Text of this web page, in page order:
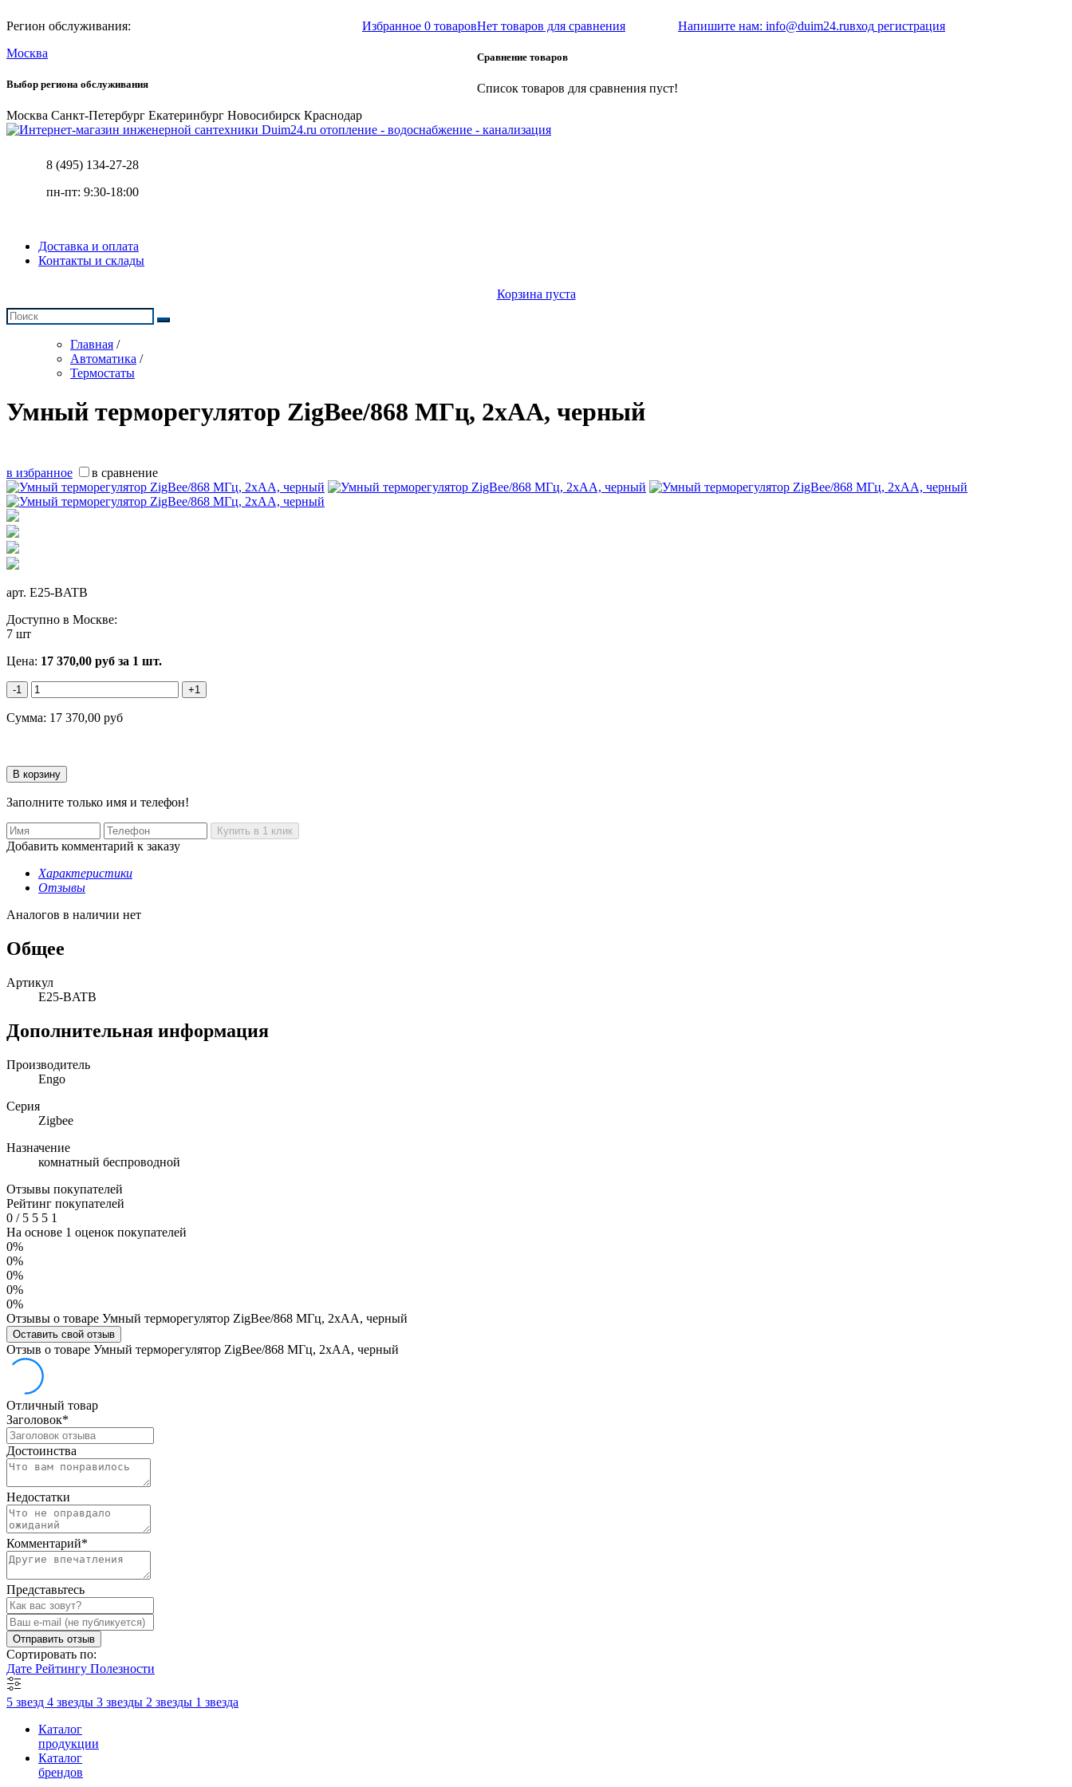
Регион обслуживания:
Москва
Выбор региона обслуживания
Москва Санкт-Петербург Екатеринбург Новосибирск Краснодар
Избранное 0 товаровНет товаров для сравнения
Сравнение товаров
Список товаров для сравнения пуст!
Напишите нам: info@duim24.ruвход регистрация
отопление - водоснабжение - канализация
8 (495) 134-27-28
пн-пт: 9:30-18:00
Доставка и оплата
Контакты и склады
Корзина пуста
Главная /
Автоматика /
Термостаты
Умный терморегулятор ZigBee/868 МГц, 2хАА, черный
в избранное в сравнение
арт. E25-BATB
Доступно в Москве:
7 шт
Цена: 17 370,00 руб за 1 шт.
-1 +1
Сумма: 17 370,00 руб
Заполните только имя и телефон!
Добавить комментарий к заказу
Характеристики
Отзывы
Аналогов в наличии нет
Общее
Артикул
E25-BATB
Дополнительная информация
Производитель
Engo
Серия
Zigbee
Назначение
комнатный беспроводной
Отзывы покупателей
Рейтинг покупателей
0 /5 5 5 1
На основе 1 оценок покупателей
0%
0%
0%
0%
0%
Отзывы о товаре Умный терморегулятор ZigBee/868 МГц, 2хАА, черный
Оставить свой отзыв
Отзыв о товаре Умный терморегулятор ZigBee/868 МГц, 2хАА, черный
Отличный товар
Заголовок*
Достоинства
Недостатки
Комментарий*
Представьтесь
Отправить отзыв
Сортировать по:
Дате Рейтингу Полезности
5 звезд 4 звезды 3 звезды 2 звезды 1 звезда
Каталог
продукции
Каталог
брендов